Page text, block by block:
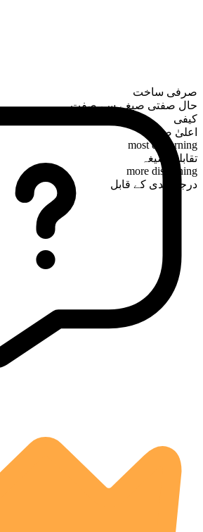
صرفی ساخت
حال صفتی صیغے سے صفت
کیفی
اعلیٰ صیغہ
most discerning
تقابلی صیغہ
more discerning
درجہ بندی کے قابل